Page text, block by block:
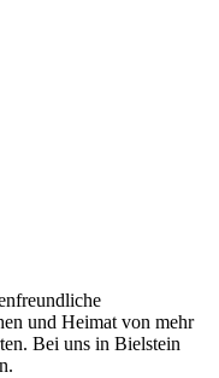
und Heimat von mehr
Bei uns in Bielstein